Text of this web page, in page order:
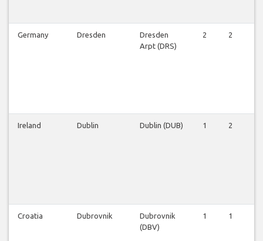
Germany Dresden
Dresden
Arpt (DRS)
2 2
Ireland Dublin Dublin (DUB) 1 2
Croatia Dubrovnik
Dubrovnik
(DBV)
1 1